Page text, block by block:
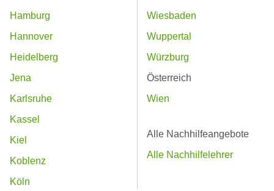
Hamburg
Hannover
Heidelberg
Jena
Karlsruhe
Kassel
Kiel
Koblenz
Köln
Wiesbaden
Wuppertal
Würzburg
Österreich
Wien
Alle Nachhilfeangebote
Alle Nachhilfelehrer